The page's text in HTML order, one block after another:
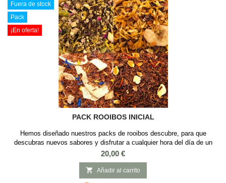
Fuera de stock
Pack
¡En oferta!
PACK ROOIBOS INICIAL
Hemos diseñado nuestros packs de rooibos descubre, para que
descubras nuevos sabores y disfrutar a cualquier hora del día de un
momento de tranquilidad y relax. Este pack para descubir el rooibos es
un regalo ideal para los que quieran descubrir el universo del rooibos.
Precio
20,00 €
 Añadir al carrito